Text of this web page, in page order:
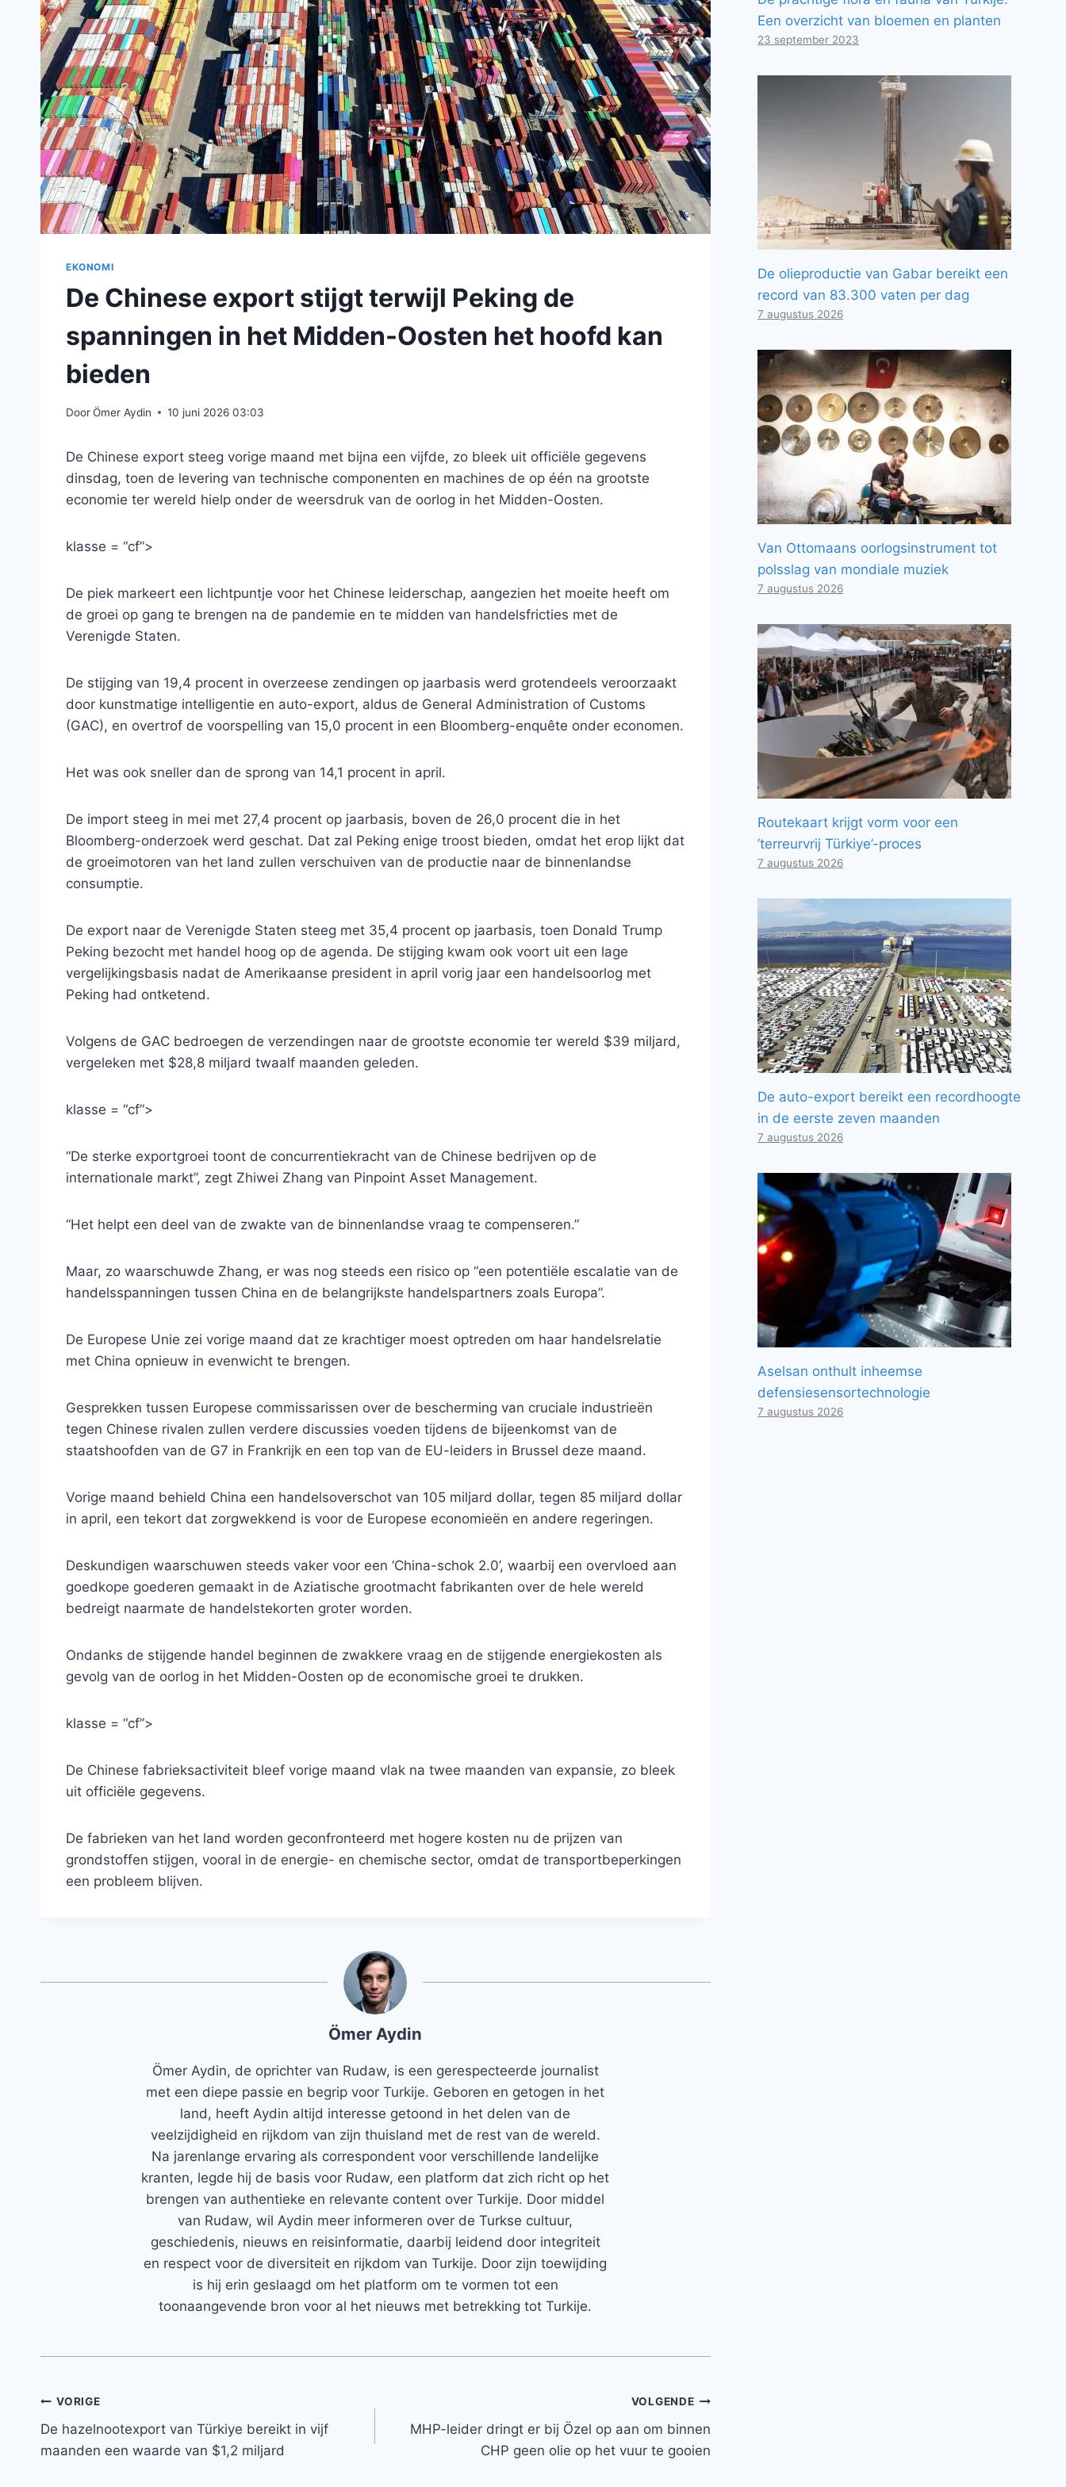
EKONOMI
De Chinese export stijgt terwijl Peking de
spanningen in het Midden-Oosten het hoofd kan
bieden
DoorÖmer Aydin 10 juni 2026 03:03
De Chinese export steeg vorige maand met bijna een vijfde, zo bleek uit officiële gegevens
dinsdag, toen de levering van technische componenten en machines de op één na grootste
economie ter wereld hielp onder de weersdruk van de oorlog in het Midden-Oosten.
klasse = “cf”>
De piek markeert een lichtpuntje voor het Chinese leiderschap, aangezien het moeite heeft om
de groei op gang te brengen na de pandemie en te midden van handelsfricties met de
Verenigde Staten.
De stijging van 19,4 procent in overzeese zendingen op jaarbasis werd grotendeels veroorzaakt
door kunstmatige intelligentie en auto-export, aldus de General Administration of Customs
(GAC), en overtrof de voorspelling van 15,0 procent in een Bloomberg-enquête onder economen.
Het was ook sneller dan de sprong van 14,1 procent in april.
De import steeg in mei met 27,4 procent op jaarbasis, boven de 26,0 procent die in het
Bloomberg-onderzoek werd geschat. Dat zal Peking enige troost bieden, omdat het erop lijkt dat
de groeimotoren van het land zullen verschuiven van de productie naar de binnenlandse
consumptie.
De export naar de Verenigde Staten steeg met 35,4 procent op jaarbasis, toen Donald Trump
Peking bezocht met handel hoog op de agenda. De stijging kwam ook voort uit een lage
vergelijkingsbasis nadat de Amerikaanse president in april vorig jaar een handelsoorlog met
Peking had ontketend.
Volgens de GAC bedroegen de verzendingen naar de grootste economie ter wereld $39 miljard,
vergeleken met $28,8 miljard twaalf maanden geleden.
klasse = “cf”>
“De sterke exportgroei toont de concurrentiekracht van de Chinese bedrijven op de
internationale markt”, zegt Zhiwei Zhang van Pinpoint Asset Management.
“Het helpt een deel van de zwakte van de binnenlandse vraag te compenseren.”
Maar, zo waarschuwde Zhang, er was nog steeds een risico op “een potentiële escalatie van de
handelsspanningen tussen China en de belangrijkste handelspartners zoals Europa”.
De Europese Unie zei vorige maand dat ze krachtiger moest optreden om haar handelsrelatie
met China opnieuw in evenwicht te brengen.
Gesprekken tussen Europese commissarissen over de bescherming van cruciale industrieën
tegen Chinese rivalen zullen verdere discussies voeden tijdens de bijeenkomst van de
staatshoofden van de G7 in Frankrijk en een top van de EU-leiders in Brussel deze maand.
Vorige maand behield China een handelsoverschot van 105 miljard dollar, tegen 85 miljard dollar
in april, een tekort dat zorgwekkend is voor de Europese economieën en andere regeringen.
Deskundigen waarschuwen steeds vaker voor een ‘China-schok 2.0’, waarbij een overvloed aan
goedkope goederen gemaakt in de Aziatische grootmacht fabrikanten over de hele wereld
bedreigt naarmate de handelstekorten groter worden.
Ondanks de stijgende handel beginnen de zwakkere vraag en de stijgende energiekosten als
gevolg van de oorlog in het Midden-Oosten op de economische groei te drukken.
klasse = “cf”>
De Chinese fabrieksactiviteit bleef vorige maand vlak na twee maanden van expansie, zo bleek
uit officiële gegevens.
De fabrieken van het land worden geconfronteerd met hogere kosten nu de prijzen van
grondstoffen stijgen, vooral in de energie- en chemische sector, omdat de transportbeperkingen
een probleem blijven.
Ömer Aydin
Ömer Aydin, de oprichter van Rudaw, is een gerespecteerde journalist
met een diepe passie en begrip voor Turkije. Geboren en getogen in het
land, heeft Aydin altijd interesse getoond in het delen van de
veelzijdigheid en rijkdom van zijn thuisland met de rest van de wereld.
Na jarenlange ervaring als correspondent voor verschillende landelijke
kranten, legde hij de basis voor Rudaw, een platform dat zich richt op het
brengen van authentieke en relevante content over Turkije. Door middel
van Rudaw, wil Aydin meer informeren over de Turkse cultuur,
geschiedenis, nieuws en reisinformatie, daarbij leidend door integriteit
en respect voor de diversiteit en rijkdom van Turkije. Door zijn toewijding
is hij erin geslaagd om het platform om te vormen tot een
toonaangevende bron voor al het nieuws met betrekking tot Turkije.
Bericht
navigatie
VORIGE
De hazelnootexport van Türkiye bereikt in vijf
maanden een waarde van $1,2 miljard
VOLGENDE
MHP-leider dringt er bij Özel op aan om binnen
CHP geen olie op het vuur te gooien
Een overzicht van bloemen en planten
23 september 2023
De olieproductie van Gabar bereikt een
record van 83.300 vaten per dag
7 augustus 2026
Van Ottomaans oorlogsinstrument tot
polsslag van mondiale muziek
7 augustus 2026
Routekaart krijgt vorm voor een
’terreurvrij Türkiye’-proces
7 augustus 2026
De auto-export bereikt een recordhoogte
in de eerste zeven maanden
7 augustus 2026
Aselsan onthult inheemse
defensiesensortechnologie
7 augustus 2026